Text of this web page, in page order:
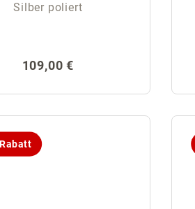
Silber poliert
Regulärer Preis:
109,00 €